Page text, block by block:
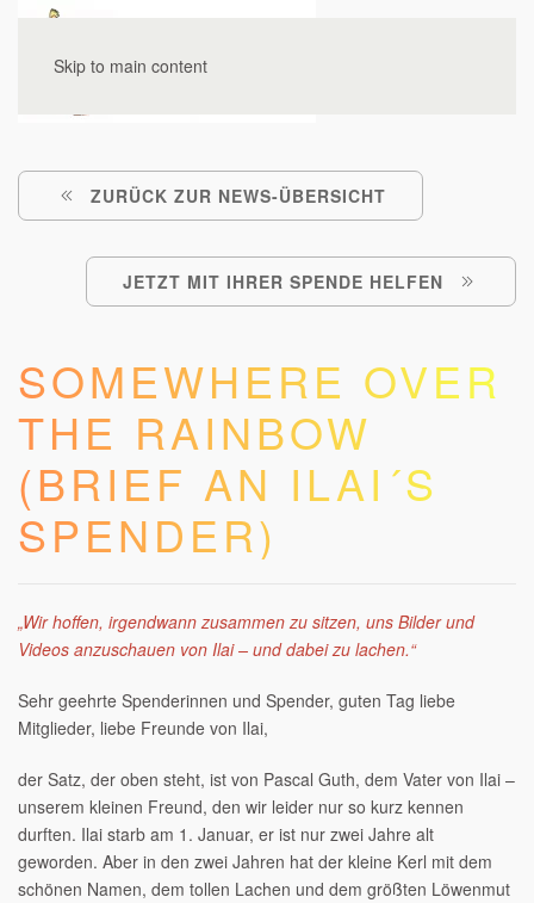
Skip to main content
ZURÜCK ZUR NEWS-ÜBERSICHT
JETZT MIT IHRER SPENDE HELFEN
SOMEWHERE OVER
THE RAINBOW
(BRIEF AN ILAI´S
SPENDER)
„Wir hoffen, irgendwann zusammen zu sitzen, uns Bilder und
Videos anzuschauen von Ilai – und dabei zu lachen.“
Sehr geehrte Spenderinnen und Spender, guten Tag liebe
Mitglieder, liebe Freunde von Ilai,
der Satz, der oben steht, ist von Pascal Guth, dem Vater von Ilai –
unserem kleinen Freund, den wir leider nur so kurz kennen
durften. Ilai starb am 1. Januar, er ist nur zwei Jahre alt
geworden. Aber in den zwei Jahren hat der kleine Kerl mit dem
schönen Namen, dem tollen Lachen und dem größten Löwenmut